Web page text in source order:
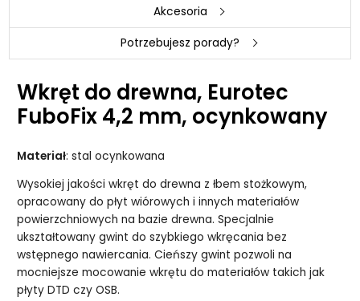
Akcesoria
Potrzebujesz porady?
Wkręt do drewna, Eurotec
FuboFix 4,2 mm, ocynkowany
Materiał: stal ocynkowana
Wysokiej jakości wkręt do drewna z łbem stożkowym,
opracowany do płyt wiórowych i innych materiałów
powierzchniowych na bazie drewna. Specjalnie
ukształtowany gwint do szybkiego wkręcania bez
wstępnego nawiercania. Cieńszy gwint pozwoli na
mocniejsze mocowanie wkrętu do materiałów takich jak
płyty DTD czy OSB.